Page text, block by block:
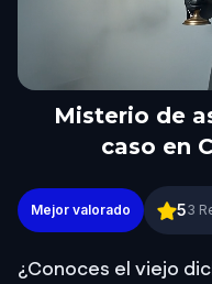
Misterio de
caso en
Misterio de
Mejor valorado 53
¿Conoces el viejo